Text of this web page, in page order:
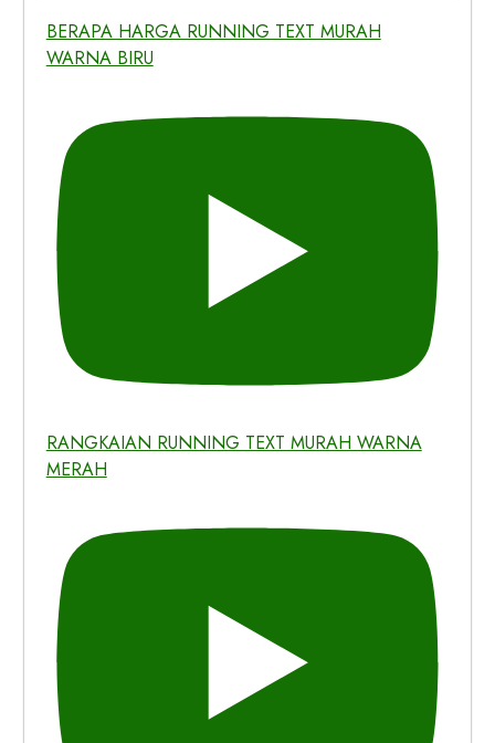
BERAPA HARGA RUNNING TEXT MURAH
WARNA BIRU
RANGKAIAN RUNNING TEXT MURAH WARNA
MERAH